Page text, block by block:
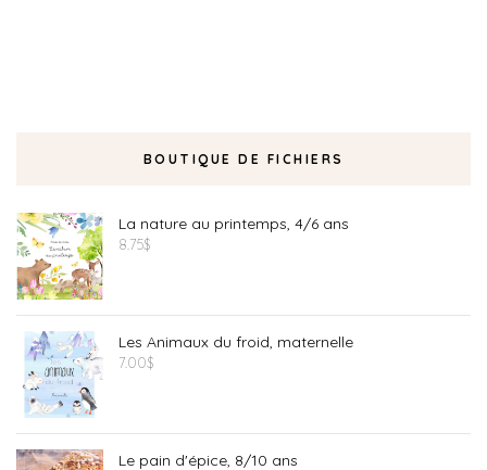
BOUTIQUE DE FICHIERS
La nature au printemps, 4/6 ans
8.75$
Les Animaux du froid, maternelle
7.00$
Le pain d'épice, 8/10 ans